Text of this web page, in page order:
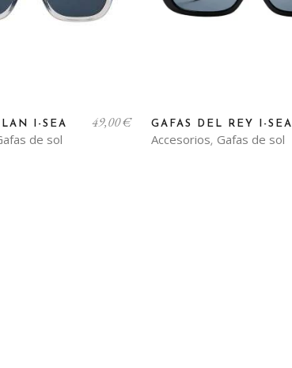
de sol
I-SEA 49,00€
Accesorios, Gafas de sol
GAFAS DEL REY I-SEA